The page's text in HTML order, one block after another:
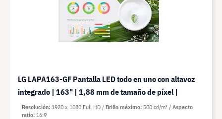
LG LAPA163-GF Pantalla LED todo en uno con altavoz
integrado | 163" | 1,88 mm de tamaño de píxel |
Resolución 1920 x 1080 Full HD Brillo máximo 500 cd/m²
Aspecto
ratio 16:9